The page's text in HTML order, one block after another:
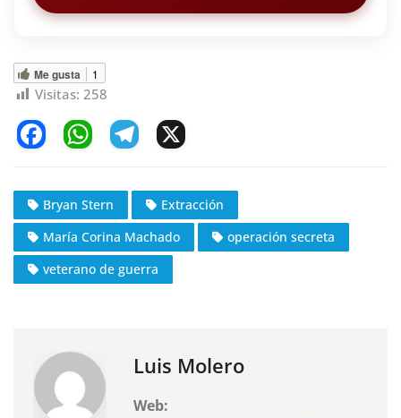
Me gusta 1
Visitas: 258
c
e
b
o
W
at
s
A
p
e
gr
a
m
Bryan Stern
Extracción
María Corina Machado
operación secreta
veterano de guerra
Luis Molero
Web: